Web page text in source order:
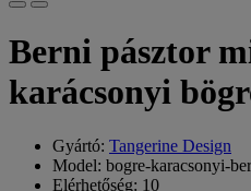
Berni pásztor
karácsonyi
Gyártó: Tangerine Design
Model: bogre-karacsonyi-
Elérhetőség: 10